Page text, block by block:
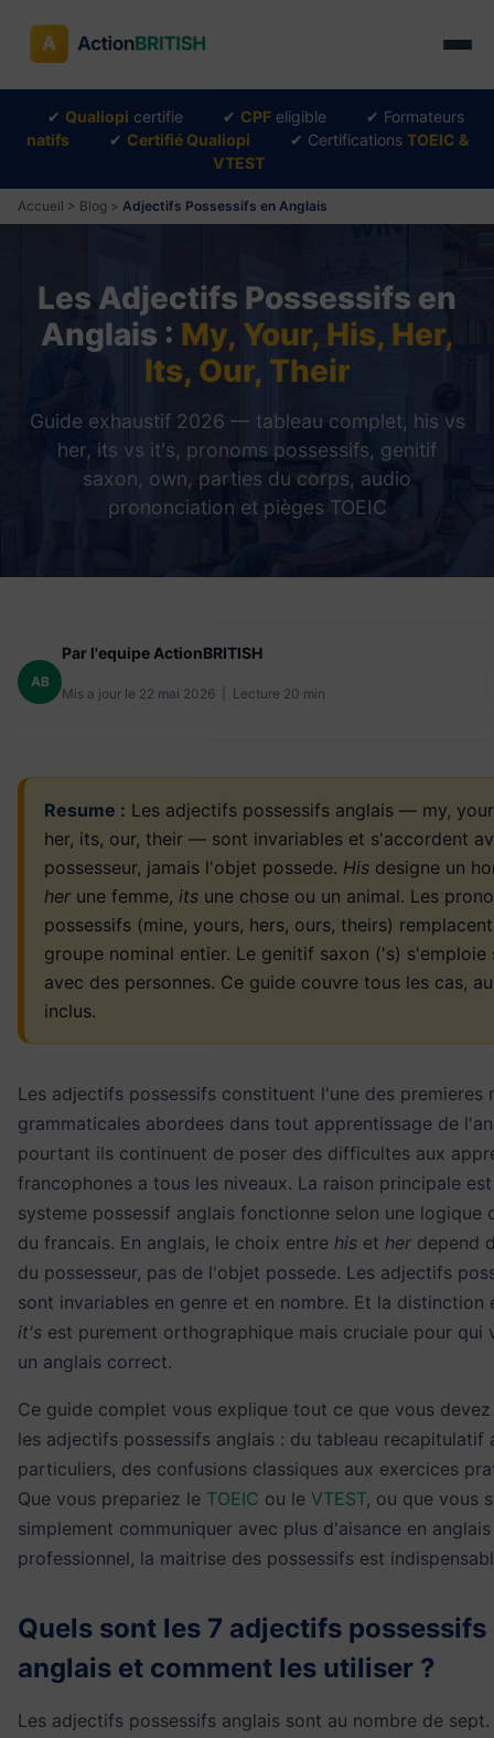
✔ Qualiopi certifie ✔ CPF eligible
✔ Formateurs
natifs
✔ Certifié Qualiopi ✔ Certifications TOEIC &
VTEST
Accueil > Blog > Adjectifs Possessifs en Anglais
Les Adjectifs Possessifs en
Anglais : My, Your, His, Her,
Its, Our, Their
Guide exhaustif 2026 — tableau complet, his vs
her, its vs it's, pronoms possessifs, genitif
saxon, own, parties du corps, audio
prononciation et pièges TOEIC
AB
Par l'equipe ActionBRITISH
Mis a jour le 22 mai 2026 | Lecture 20 min
Resume : Les adjectifs possessifs anglais — my,
her, its, our, their — sont invariables et s'accordent
possesseur, jamais l'objet possede. His designe un
her une femme, its une chose ou un animal. Les
possessifs (mine, yours, hers, ours, theirs)
groupe nominal entier. Le genitif saxon ('s) s'emploie
avec des personnes. Ce guide couvre tous les cas,
inclus.
Les adjectifs possessifs constituent l'une des premieres
grammaticales abordees dans tout apprentissage de
pourtant ils continuent de poser des difficultes aux
francophones a tous les niveaux. La raison principale
systeme possessif anglais fonctionne selon une logique
du francais. En anglais, le choix entre his et her depend
du possesseur, pas de l'objet possede. Les adjectifs
sont invariables en genre et en nombre. Et la distinction
it's est purement orthographique mais cruciale pour qui
un anglais correct.
Ce guide complet vous explique tout ce que vous
les adjectifs possessifs anglais : du tableau recapitulatif
particuliers, des confusions classiques aux exercices
Que vous prepariez le TOEIC ou le VTEST, ou que vous
simplement communiquer avec plus d'aisance en anglais
professionnel, la maitrise des possessifs est
Quels sont les 7 adjectifs possessifs
anglais et comment les utiliser ?
Les adjectifs possessifs anglais sont au nombre de sept.